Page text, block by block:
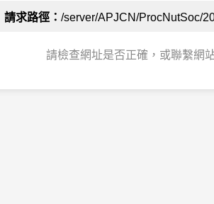
請求路徑： /server/APJCN/ProcNutSoc/
請檢查網址是否正確，或聯繫網